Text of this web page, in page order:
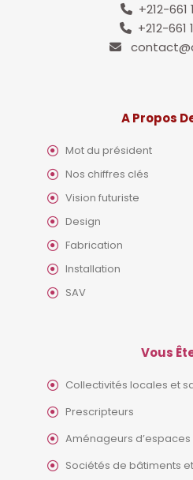
+212-661
+212-661
A Propos
Mot du président
Nos chiffres clés
Vision futuriste
Design
Fabrication
Installation
SAV
Vous
Collectivités locales et
Prescripteurs
Aménageurs d’espaces
Sociétés de bâtiments